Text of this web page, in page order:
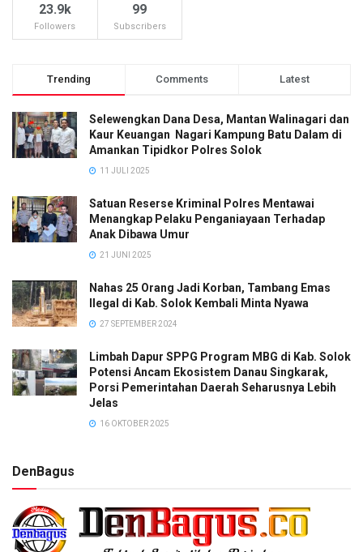
23.9k
Followers
99
Subscribers
Trending Comments Latest
Selewengkan Dana Desa, Mantan Walinagari dan
Kaur Keuangan Nagari Kampung Batu Dalam di
Amankan Tipidkor Polres Solok
11 JULI 2025
Satuan Reserse Kriminal Polres Mentawai
Menangkap Pelaku Penganiayaan Terhadap
Anak Dibawa Umur
21 JUNI 2025
Nahas 25 Orang Jadi Korban, Tambang Emas
Ilegal di Kab. Solok Kembali Minta Nyawa
27 SEPTEMBER 2024
Limbah Dapur SPPG Program MBG di Kab. Solok
Potensi Ancam Ekosistem Danau Singkarak,
Porsi Pemerintahan Daerah Seharusnya Lebih
Jelas
16 OKTOBER 2025
DenBagus